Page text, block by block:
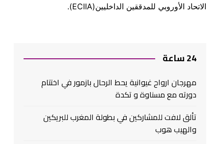
الاتحاد الأوروبي للمدققين الداخليين(ECIIA).
24 ساعة
مهرجان ارواح غيوانية يحط الرحال بازمور في اختتام
دورته مع مسناوة و تكدة
تألق لافت للمشاركين في بطولة المغرب للبريكين
والهيب هوب